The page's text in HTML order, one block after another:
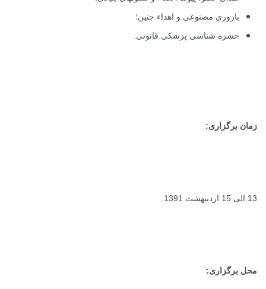
باروری مصنوعی و اهداء جنین؛
حشره شناسی پزشکی قانونی.
زمان برگزاری:
13 الی 15 اردیبهشت 1391.
محل برگزاری: